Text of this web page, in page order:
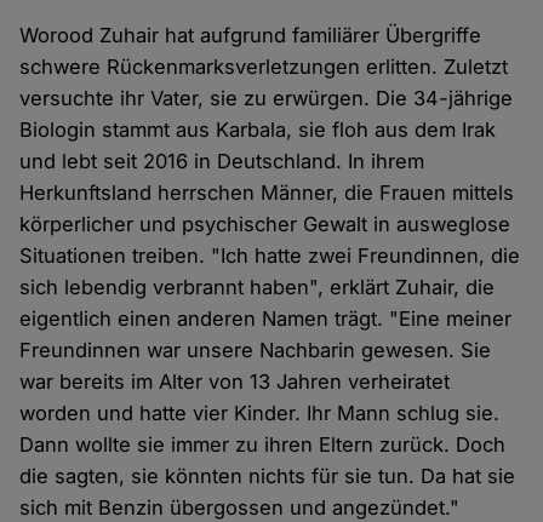
Worood Zuhair hat aufgrund familiärer Übergriffe
schwere Rückenmarksverletzungen erlitten. Zuletzt
versuchte ihr Vater, sie zu erwürgen. Die 34-jährige
Biologin stammt aus Karbala, sie floh aus dem Irak
und lebt seit 2016 in Deutschland. In ihrem
Herkunftsland herrschen Männer, die Frauen mittels
körperlicher und psychischer Gewalt in ausweglose
Situationen treiben. "Ich hatte zwei Freundinnen, die
sich lebendig verbrannt haben", erklärt Zuhair, die
eigentlich einen anderen Namen trägt. "Eine meiner
Freundinnen war unsere Nachbarin gewesen. Sie
war bereits im Alter von 13 Jahren verheiratet
worden und hatte vier Kinder. Ihr Mann schlug sie.
Dann wollte sie immer zu ihren Eltern zurück. Doch
die sagten, sie könnten nichts für sie tun. Da hat sie
sich mit Benzin übergossen und angezündet."